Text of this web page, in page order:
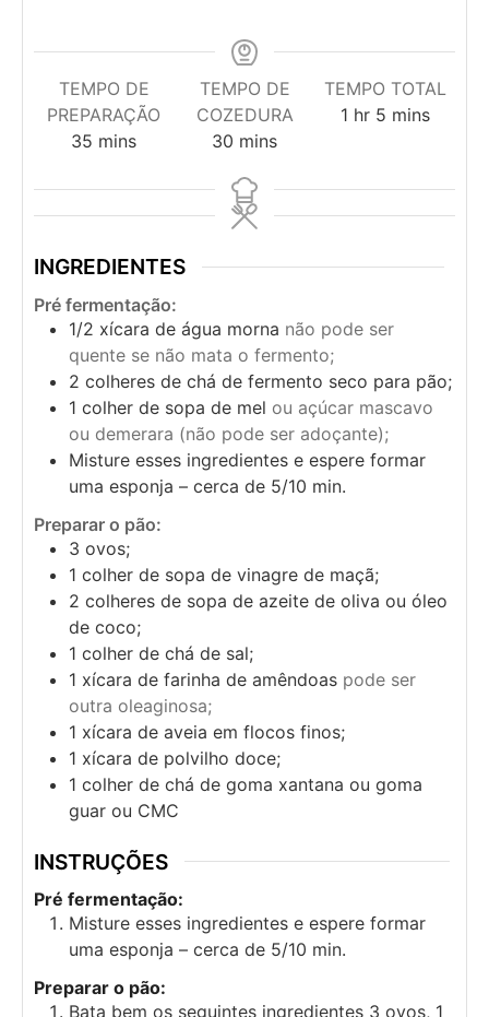
TEMPO DE
PREPARAÇÃO
35 mins
TEMPO DE
COZEDURA
30 mins
TEMPO TOTAL
1 hr 5 mins
INGREDIENTES
Pré fermentação:
1/2 xícara de água morna não pode ser
quente se não mata o fermento;
2 colheres de chá de fermento seco para pão;
1 colher de sopa de mel ou açúcar mascavo
ou demerara (não pode ser adoçante);
Misture esses ingredientes e espere formar
uma esponja – cerca de 5/10 min.
Preparar o pão:
3 ovos;
1 colher de sopa de vinagre de maçã;
2 colheres de sopa de azeite de oliva ou óleo
de coco;
1 colher de chá de sal;
1 xícara de farinha de amêndoas pode ser
outra oleaginosa;
1 xícara de aveia em flocos finos;
1 xícara de polvilho doce;
1 colher de chá de goma xantana ou goma
guar ou CMC
INSTRUÇÕES
Pré fermentação:
Misture esses ingredientes e espere formar
uma esponja – cerca de 5/10 min.
Preparar o pão:
Bata bem os seguintes ingredientes 3 ovos, 1